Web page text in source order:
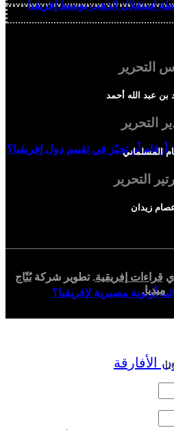
استغلال الذهب بوسط إفريقيا
أرقام أم تحيّز في تقييم دول إفريقيا؟
أولوية مصيرية لإفريقيا؟
التحرير
بن عبد الله أحمد
التحرير
المسلماني
التحرير
زيدان
قراءات إفريقية. تطوير شركةبُنّاج
ميديا.